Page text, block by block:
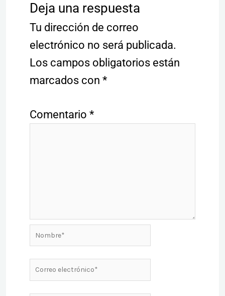
Deja una respuesta
Tu dirección de correo
electrónico no será publicada.
Los campos obligatorios están
marcados con *
Comentario *
Nombre*
Correo
electrónico*